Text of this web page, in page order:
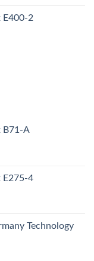
E400-2
B71-A
E275-4
Technology